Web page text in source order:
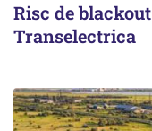
Risc de
Transelectrica